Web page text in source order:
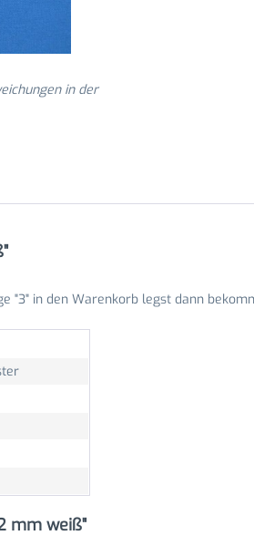
in der
"3" in den Warenkorb legst dann
mm weiß"